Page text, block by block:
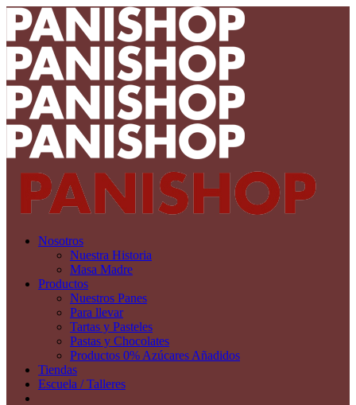
Nosotros
Nuestra Historia
Masa Madre
Productos
Nuestros Panes
Para llevar
Tartas y Pasteles
Pastas y Chocolates
Productos 0% Azúcares Añadidos
Tiendas
Escuela / Talleres